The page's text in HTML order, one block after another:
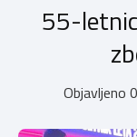
55-
Objavljeno